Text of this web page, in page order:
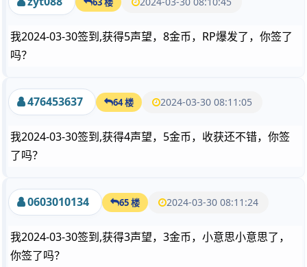
我2024-03-30签到,获得5声望，8金币，RP爆发了，你签了
吗？
476453637 64 楼 2024-03-30 08:11:05
我2024-03-30签到,获得4声望，5金币，收获还不错，你签
了吗？
0603010134 65 楼 2024-03-30 08:11:24
我2024-03-30签到,获得3声望，3金币，小意思小意思了，
你签了吗？